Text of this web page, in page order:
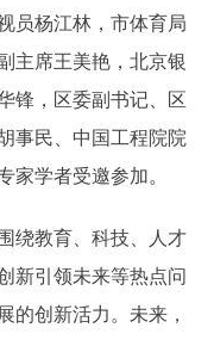
员杨江林，市体育局
主席王美艳，北京银
锋，区委副书记、区
事民、中国工程院院
家学者受邀参加。
绕教育、科技、人才
新引领未来等热点问
的创新活力。未来，